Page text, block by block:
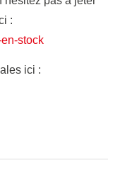
:
stock
ici :